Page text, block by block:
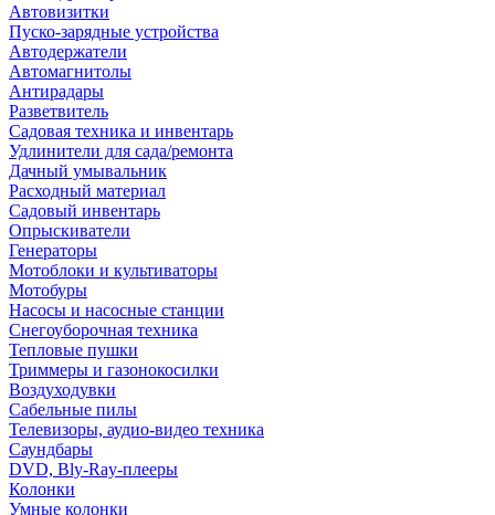
Автовизитки
Пуско-зарядные устройства
Автодержатели
Автомагнитолы
Антирадары
Разветвитель
Садовая техника и инвентарь
Удлинители для сада/ремонта
Дачный умывальник
Расходный материал
Садовый инвентарь
Опрыскиватели
Генераторы
Мотоблоки и культиваторы
Мотобуры
Насосы и насосные станции
Снегоуборочная техника
Тепловые пушки
Триммеры и газонокосилки
Воздуходувки
Сабельные пилы
Телевизоры, аудио-видео техника
Саундбары
DVD, Bly-Ray-плееры
Колонки
Умные колонки